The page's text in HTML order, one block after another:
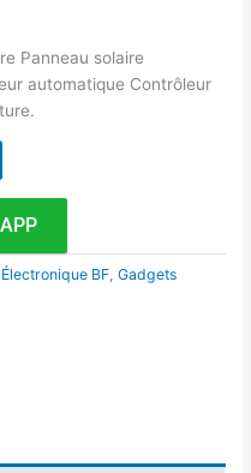
Panneau solaire
automatique Contrôleur
Électronique BF,Gadgets